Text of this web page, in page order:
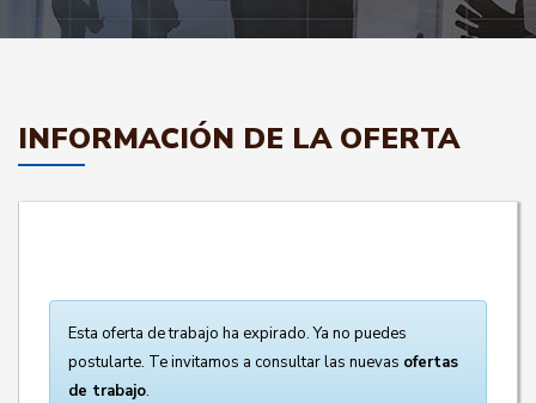
INFORMACIÓN DE LA OFERTA
Esta oferta de trabajo ha expirado. Ya no puedes
postularte. Te invitamos a consultar las nuevas ofertas
de trabajo.